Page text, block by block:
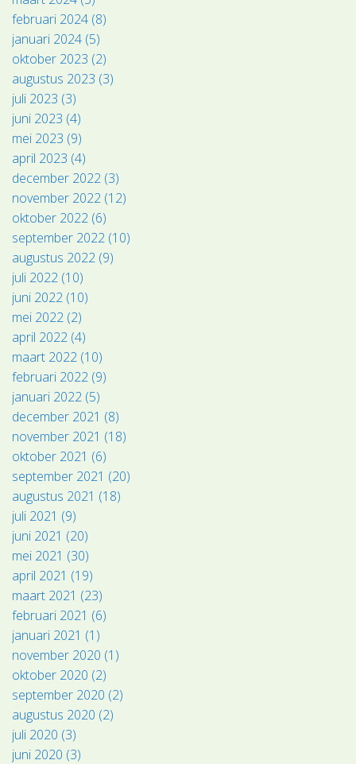
februari 2024 (8)
januari 2024 (5)
oktober 2023 (2)
augustus 2023 (3)
juli 2023 (3)
juni 2023 (4)
mei 2023 (9)
april 2023 (4)
december 2022 (3)
november 2022 (12)
oktober 2022 (6)
september 2022 (10)
augustus 2022 (9)
juli 2022 (10)
juni 2022 (10)
mei 2022 (2)
april 2022 (4)
maart 2022 (10)
februari 2022 (9)
januari 2022 (5)
december 2021 (8)
november 2021 (18)
oktober 2021 (6)
september 2021 (20)
augustus 2021 (18)
juli 2021 (9)
juni 2021 (20)
mei 2021 (30)
april 2021 (19)
maart 2021 (23)
februari 2021 (6)
januari 2021 (1)
november 2020 (1)
oktober 2020 (2)
september 2020 (2)
augustus 2020 (2)
juli 2020 (3)
juni 2020 (3)